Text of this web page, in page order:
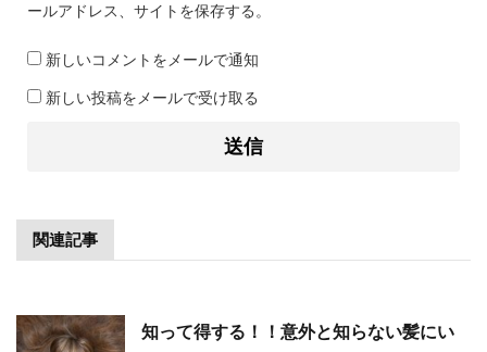
ールアドレス、サイトを保存する。
新しいコメントをメールで通知
新しい投稿をメールで受け取る
関連記事
知って得する！！意外と知らない髪にい